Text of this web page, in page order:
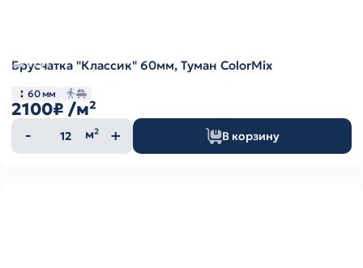
Брусчатка "Классик" 60мм, Туман ColorMix
60 мм
2100₽ /м²
Количество
товара
м² В корзину